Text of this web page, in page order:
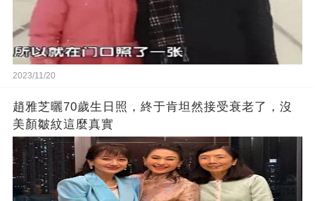
2023/11/20
趙雅芝曬70歲生日照，終于肯坦然接受衰老了，沒
美顏皺紋這麼真實